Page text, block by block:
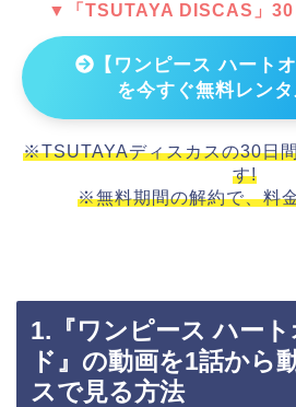
▼「TSUTAYA DISCAS」
【ワンピース ハートオ
を今すぐ無料レンタ
※TSUTAYAディスカスの30日
す!
※無料期間の解約で、料
1.『ワンピース ハー
ド』の動画を1話から
スで見る方法